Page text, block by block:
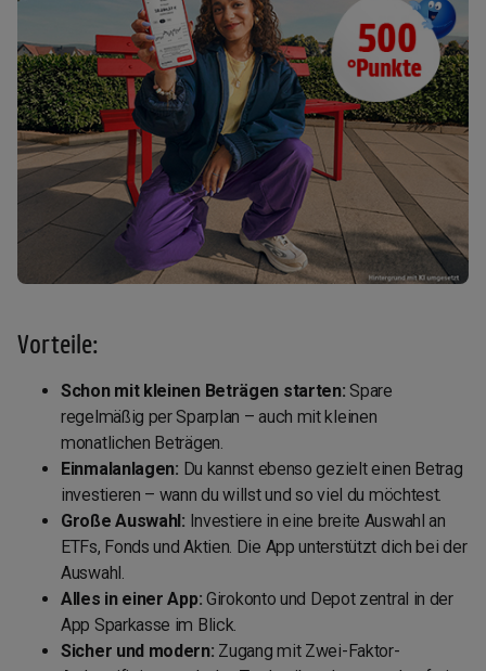
Vorteile:
Schon mit kleinen Beträgen starten: Spare
regelmäßig per Sparplan – auch mit kleinen
monatlichen Beträgen.
Einmalanlagen: Du kannst ebenso gezielt einen Betrag
investieren – wann du willst und so viel du möchtest.
Große Auswahl: Investiere in eine breite Auswahl an
ETFs, Fonds und Aktien. Die App unterstützt dich bei der
Auswahl.
Alles in einer App: Girokonto und Depot zentral in der
App Sparkasse im Blick.
Sicher und modern: Zugang mit Zwei-Faktor-